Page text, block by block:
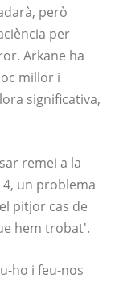
però
per
Arkane ha
millor i
significativa,
remei a la
un problema
pitjor cas de
hem trobat'.
ho i feu-nos